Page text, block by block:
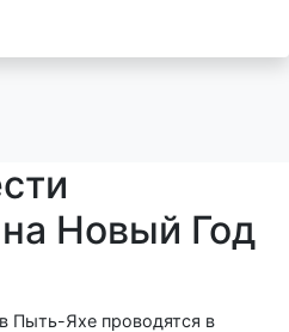
Новый Год
Пыть-Яхе проводятся в